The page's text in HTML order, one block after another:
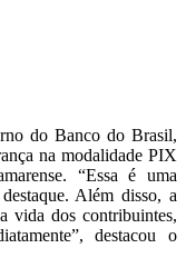
do Banco do Brasil,
na modalidade PIX
“Essa é uma
Além disso, a
vida dos contribuintes,
destacou o